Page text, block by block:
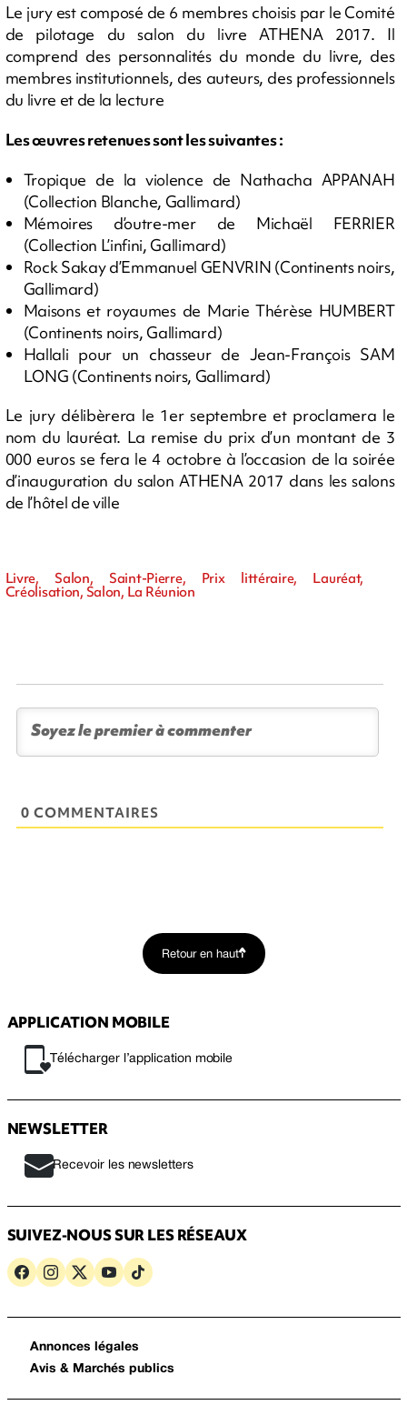
Le jury est composé de 6 membres choisis par le Comité
de pilotage du salon du livre ATHENA 2017. Il
comprend des personnalités du monde du livre, des
membres institutionnels, des auteurs, des professionnels
du livre et de la lecture
Les œuvres retenues sont les suivantes :
Tropique de la violence de Nathacha APPANAH
(Collection Blanche, Gallimard)
Mémoires d’outre-mer de Michaël FERRIER
(Collection L’infini, Gallimard)
Rock Sakay d’Emmanuel GENVRIN (Continents noirs,
Gallimard)
Maisons et royaumes de Marie Thérèse HUMBERT
(Continents noirs, Gallimard)
Hallali pour un chasseur de Jean-François SAM
LONG (Continents noirs, Gallimard)
Le jury délibèrera le 1er septembre et proclamera le
nom du lauréat. La remise du prix d’un montant de 3
000 euros se fera le 4 octobre à l’occasion de la soirée
d’inauguration du salon ATHENA 2017 dans les salons
de l’hôtel de ville
Livre, Salon, Saint-Pierre, Prix littéraire, Lauréat,
Créolisation, Salon, La Réunion
0 COMMENTAIRES
Retour en haut
APPLICATION MOBILE
Télécharger l’application mobile
NEWSLETTER
Recevoir les newsletters
SUIVEZ-NOUS SUR LES RÉSEAUX
Annonces légales
Avis & Marchés publics